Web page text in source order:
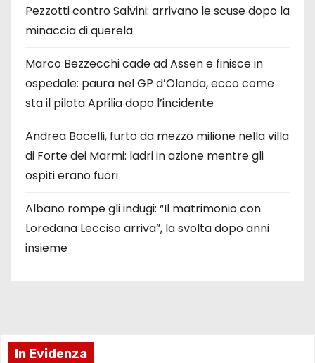
Pezzotti contro Salvini: arrivano le scuse dopo la
minaccia di querela
Marco Bezzecchi cade ad Assen e finisce in
ospedale: paura nel GP d’Olanda, ecco come
sta il pilota Aprilia dopo l’incidente
Andrea Bocelli, furto da mezzo milione nella villa
di Forte dei Marmi: ladri in azione mentre gli
ospiti erano fuori
Albano rompe gli indugi: “Il matrimonio con
Loredana Lecciso arriva”, la svolta dopo anni
insieme
In Evidenza